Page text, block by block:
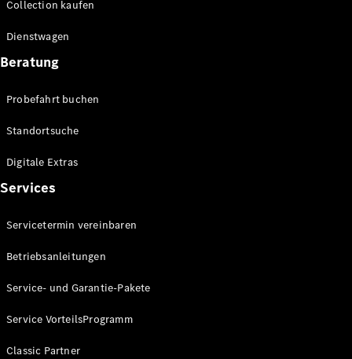
Assistenz oder
Sicherheit oder
Sicherheitssysteme
Antriebsstrang
Elektroauto
Förderungen
Collection kaufen
Dienstwagen
Beratung
Probefahrt buchen
Standortsuche
Digitale Extras
Services
Servicetermin vereinbaren
Betriebsanleitungen
Service- und Garantie-Pakete
Service VorteilsProgramm
Classic Partner